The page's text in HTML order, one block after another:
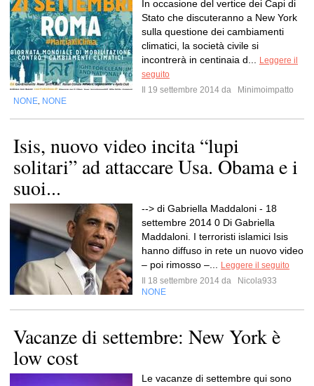
In occasione del vertice dei Capi di
Stato che discuteranno a New York
sulla questione dei cambiamenti
climatici, la società civile si
incontrerà in centinaia d...
Leggere il
seguito
Il 19 settembre 2014 da
Minimoimpatto
NONE NONE
Isis, nuovo video incita “lupi
solitari” ad attaccare Usa. Obama e i
suoi...
--> di Gabriella Maddaloni - 18
settembre 2014 0 Di Gabriella
Maddaloni. I terroristi islamici Isis
hanno diffuso in rete un nuovo video
– poi rimosso –...
Leggere il seguito
Il 18 settembre 2014 da
Nicola933
NONE
Vacanze di settembre: New York è
low cost
Le vacanze di settembre qui sono